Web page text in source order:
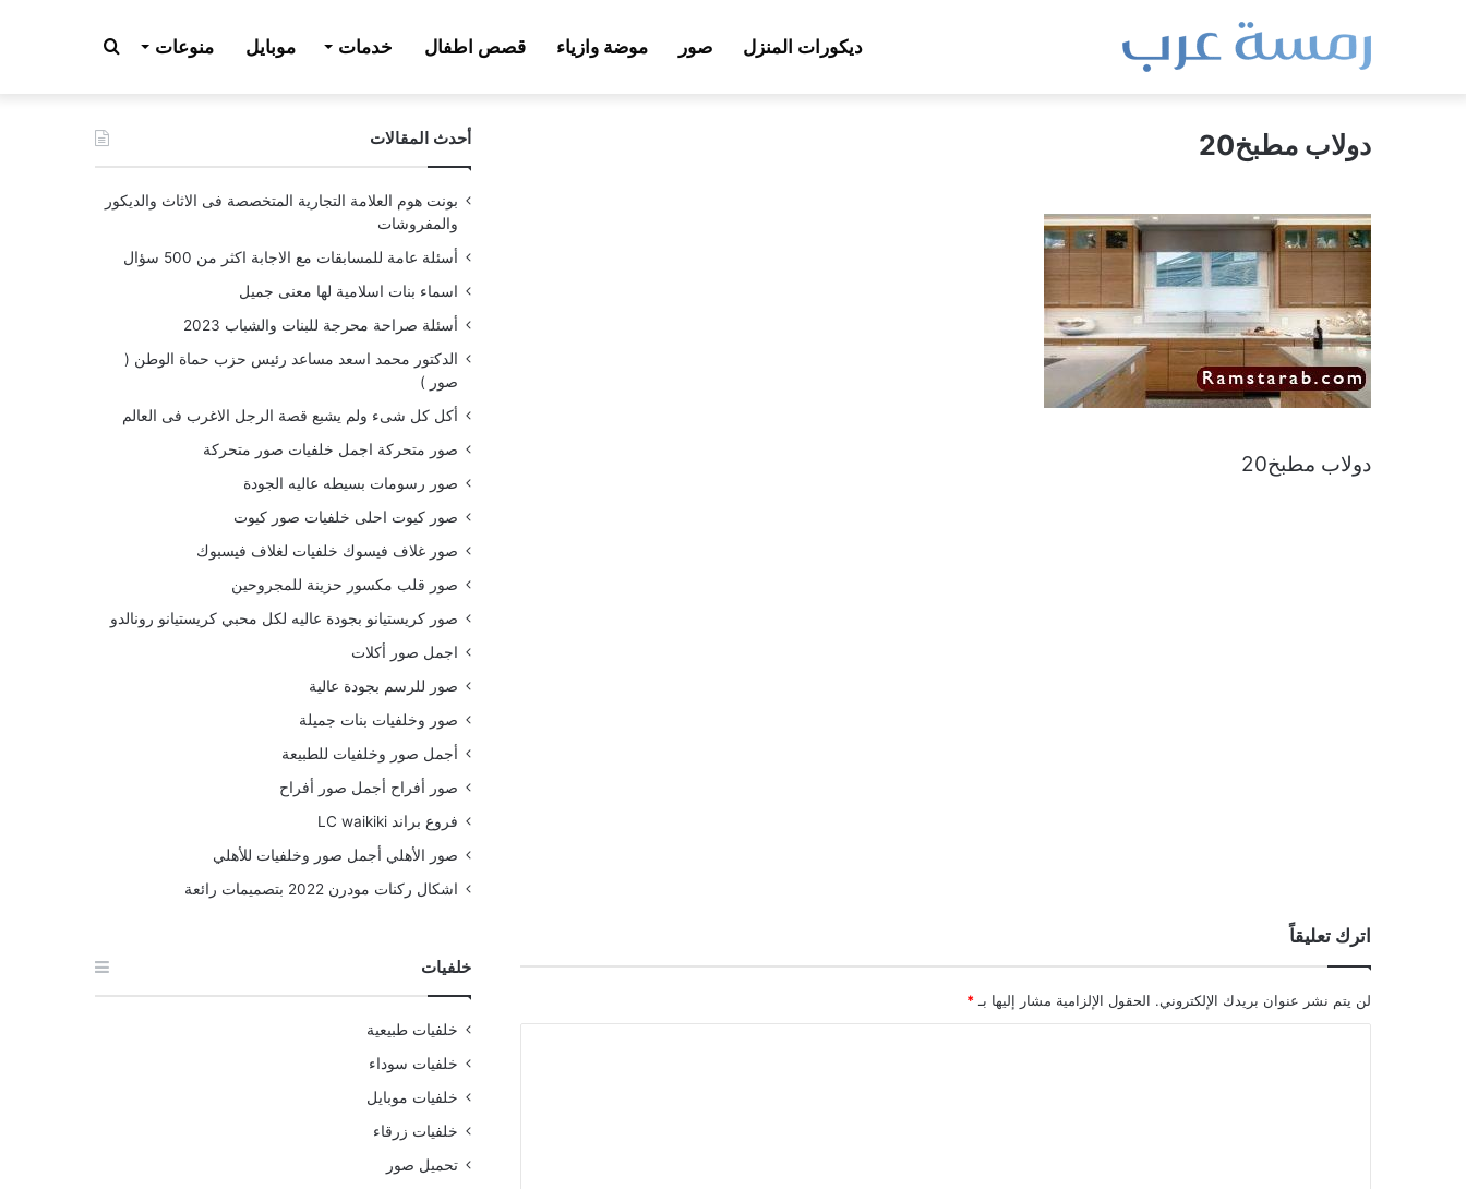
ديكورات المنزل صور موضة وازياء قصص اطفال خدمات موبايل منوعات بحث
عن دولاب مطبخ20
دولاب مطبخ20
اترك تعليقاً
لن يتم نشر عنوان بريدك الإلكتروني. الحقول الإلزامية مشار إليها بـ *
أحدث المقالات
بونت هوم العلامة التجارية المتخصصة فى الاثاث والديكور
والمفروشات
أسئلة عامة للمسابقات مع الاجابة اكثر من 500 سؤال
اسماء بنات اسلامية لها معنى جميل
أسئلة صراحة محرجة للبنات والشباب 2023
الدكتور محمد اسعد مساعد رئيس حزب حماة الوطن (
صور )
أكل كل شىء ولم يشبع قصة الرجل الاغرب فى العالم
صور متحركة اجمل خلفيات صور متحركة
صور رسومات بسيطه عاليه الجودة
صور كيوت احلى خلفيات صور كيوت
صور غلاف فيسوك خلفيات لغلاف فيسبوك
صور قلب مكسور حزينة للمجروحين
صور كريستيانو بجودة عاليه لكل محبي كريستيانو رونالدو
اجمل صور أكلات
صور للرسم بجودة عالية
صور وخلفيات بنات جميلة
أجمل صور وخلفيات للطبيعة
صور أفراح أجمل صور أفراح
فروع براند LC waikiki
صور الأهلي أجمل صور وخلفيات للأهلي
اشكال ركنات مودرن 2022 بتصميمات رائعة
خلفيات
خلفيات طبيعية
خلفيات سوداء
خلفيات موبايل
خلفيات زرقاء
تحميل صور